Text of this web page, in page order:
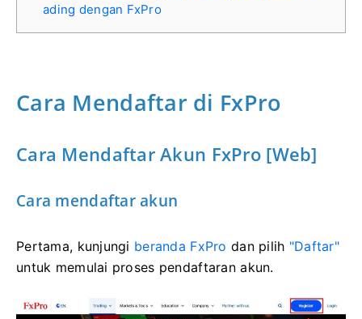
ading dengan FxPro
Cara Mendaftar di FxPro
Cara Mendaftar Akun FxPro [Web]
Cara mendaftar akun
Pertama, kunjungi beranda FxPro dan pilih "Daftar"
untuk memulai proses pendaftaran akun.